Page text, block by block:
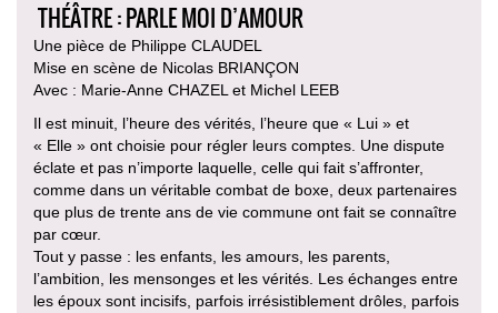
THÉÂTRE : PARLE MOI D’AMOUR
Une pièce de Philippe CLAUDEL
Mise en scène de Nicolas BRIANÇON
Avec : Marie-Anne CHAZEL et Michel LEEB
Il est minuit, l’heure des vérités, l’heure que « Lui » et
« Elle » ont choisie pour régler leurs comptes. Une dispute
éclate et pas n’importe laquelle, celle qui fait s’affronter,
comme dans un véritable combat de boxe, deux partenaires
que plus de trente ans de vie commune ont fait se connaître
par cœur.
Tout y passe : les enfants, les amours, les parents,
l’ambition, les mensonges et les vérités. Les échanges entre
les époux sont incisifs, parfois irrésistiblement drôles, parfois